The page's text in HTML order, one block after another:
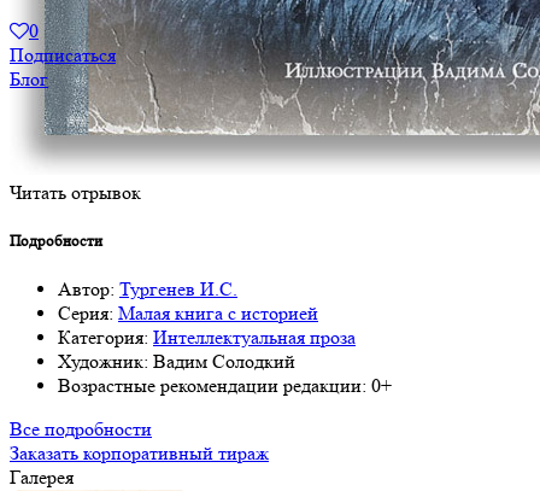
0
Подписаться
Блог
Читать отрывок
Подробности
Автор: Тургенев И.С.
Серия: Малая книга с историей
Категория: Интеллектуальная проза
Художник: Вадим Солодкий
Возрастные рекомендации редакции: 0+
Все подробности
Заказать корпоративный тираж
Галерея